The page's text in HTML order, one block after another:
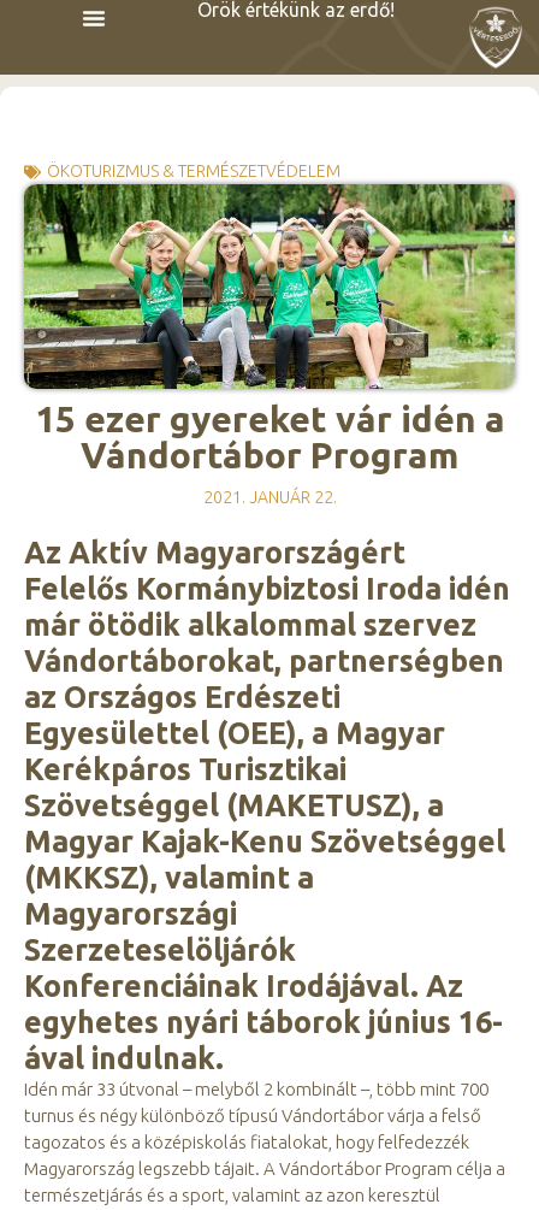
Örök értékünk az erdő!
ÖKOTURIZMUS & TERMÉSZETVÉDELEM
15 ezer gyereket vár idén a
Vándortábor Program
2021. JANUÁR 22.
Az Aktív Magyarországért
Felelős Kormánybiztosi Iroda idén
már ötödik alkalommal szervez
Vándortáborokat, partnerségben
az Országos Erdészeti
Egyesülettel (OEE), a Magyar
Kerékpáros Turisztikai
Szövetséggel (MAKETUSZ), a
Magyar Kajak-Kenu Szövetséggel
(MKKSZ), valamint a
Magyarországi
Szerzeteselöljárók
Konferenciáinak Irodájával. Az
egyhetes nyári táborok június 16-
ával indulnak.
Idén már 33 útvonal – melyből 2 kombinált –, több mint 700
turnus és négy különböző típusú Vándortábor várja a felső
tagozatos és a középiskolás fiatalokat, hogy felfedezzék
Magyarország legszebb tájait. A Vándortábor Program célja a
természetjárás és a sport, valamint az azon keresztül